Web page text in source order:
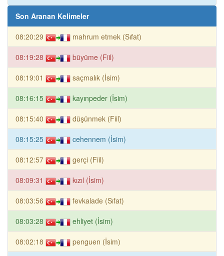
Son Aranan Kelimeler
08:20:29 mahrum etmek (Sıfat)
08:19:28 büyüme (Fiil)
08:19:01 saçmalık (İsim)
08:16:15 kayınpeder (İsim)
08:15:40 düşünmek (Fiil)
08:15:25 cehennem (İsim)
08:12:57 gerçi (Fiil)
08:09:31 kızıl (İsim)
08:03:56 fevkalade (Sıfat)
08:03:28 ehliyet (İsim)
08:02:18 penguen (İsim)